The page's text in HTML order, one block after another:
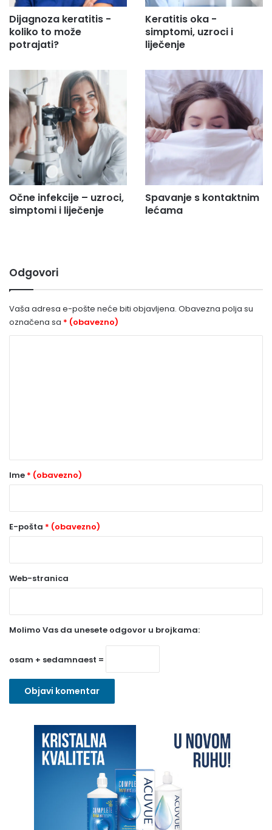
Dijagnoza keratitis -
koliko to može
potrajati?
Keratitis oka -
simptomi, uzroci i
liječenje
Očne infekcije – uzroci,
simptomi i liječenje
Spavanje s kontaktnim
lećama
Odgovori
Vaša adresa e-pošte neće biti objavljena. Obavezna polja su
označena sa * (obavezno)
r
o
a
v
z
n
Ime * (obavezno)
E-pošta * (obavezno)
Web-stranica
Molimo Vas da unesete odgovor u brojkama:
osam + sedamnaest =